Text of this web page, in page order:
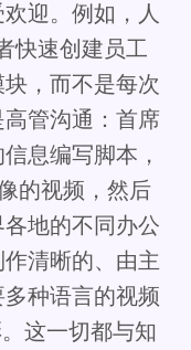
迎。例如，人
快速创建员工
，而不是每次
管沟通：首席
息编写脚本，
的视频，然后
地的不同办公
清晰的、由主
种语言的视频
这一切都与知